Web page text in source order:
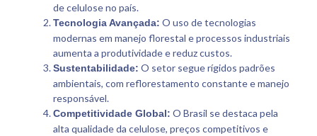
de celulose no país.
Tecnologia Avançada: O uso de tecnologias
modernas em manejo florestal e processos industriais
aumenta a produtividade e reduz custos.
Sustentabilidade: O setor segue rígidos padrões
ambientais, com reflorestamento constante e manejo
responsável.
Competitividade Global: O Brasil se destaca pela
alta qualidade da celulose, preços competitivos e